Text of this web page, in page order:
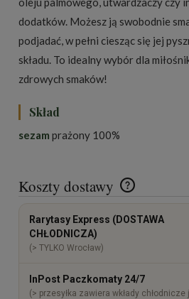
dodatków. Możesz ją swobodnie
podjadać, w pełni ciesząc się jej
składu. To idealny wybór dla
zdrowych smaków!
Skład
sezam prażony 100%
Koszty dostawy
Cena nie zawiera ewentualnych kosztów
Rarytasy Express (DOSTAWA
CHŁODNICZA)
(> TYLKO Wrocław)
InPost Paczkomaty 24/7
(> przesyłka zawiera wkłady chłodnicze